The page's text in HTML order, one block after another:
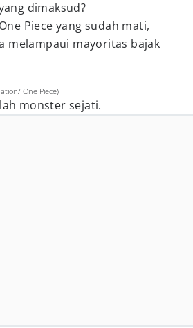
dimaksud?
Piece yang sudah mati,
melampaui mayoritas bajak
One Piece)
monster sejati.